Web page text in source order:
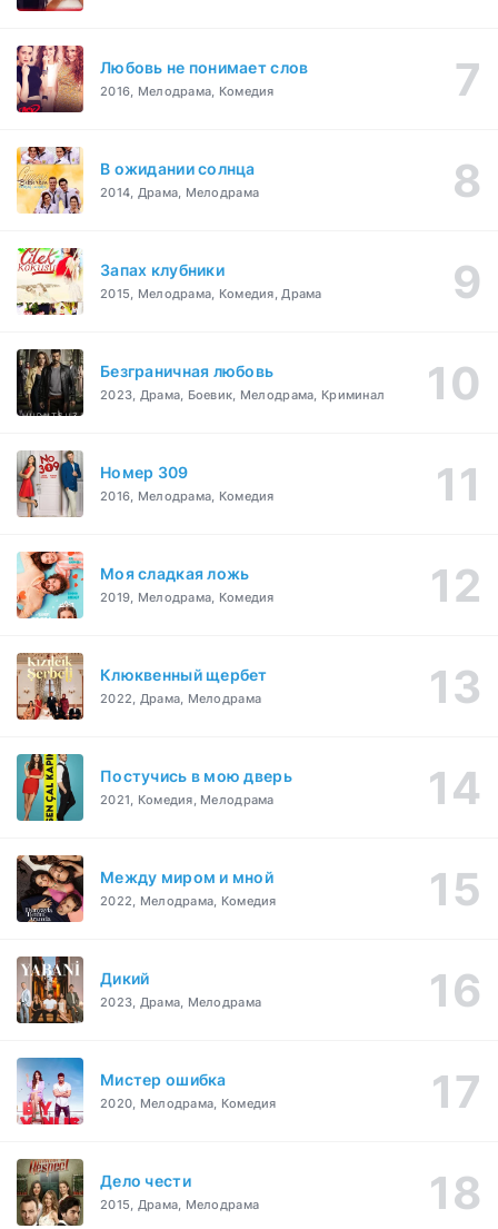
Любовь не понимает слов
2016, Мелодрама, Комедия
В ожидании солнца
2014, Драма, Мелодрама
Запах клубники
2015, Мелодрама, Комедия, Драма
Безграничная любовь
2023, Драма, Боевик, Мелодрама, Криминал
Номер 309
2016, Мелодрама, Комедия
Моя сладкая ложь
2019, Мелодрама, Комедия
Клюквенный щербет
2022, Драма, Мелодрама
Постучись в мою дверь
2021, Комедия, Мелодрама
Между миром и мной
2022, Мелодрама, Комедия
Дикий
2023, Драма, Мелодрама
Мистер ошибка
2020, Мелодрама, Комедия
Дело чести
2015, Драма, Мелодрама